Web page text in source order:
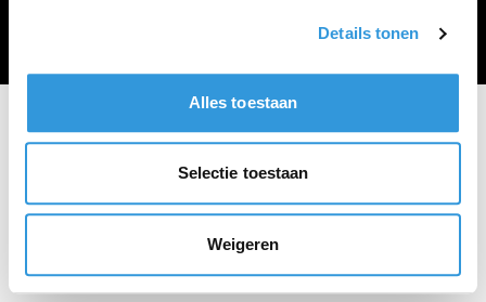
Details tonen
Alles toestaan
Selectie toestaan
Weigeren